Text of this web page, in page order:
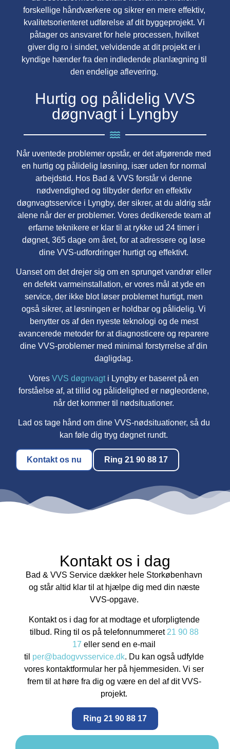
Hurtig og pålidelig VVS
døgnvagt i Lyngby
Når uventede problemer opstår, er det afgørende med
en hurtig og pålidelig løsning, især uden for normal
arbejdstid. Hos Bad & VVS forstår vi denne
nødvendighed og tilbyder derfor en effektiv
døgnvagtsservice i Lyngby, der sikrer, at du aldrig står
alene når der er problemer. Vores dedikerede team af
erfarne teknikere er klar til at rykke ud 24 timer i
døgnet, 365 dage om året, for at adressere og løse
dine VVS-udfordringer hurtigt og effektivt.
Uanset om det drejer sig om en sprunget vandrør eller
en defekt varmeinstallation, er vores mål at yde en
service, der ikke blot løser problemet hurtigt, men
også sikrer, at løsningen er holdbar og pålidelig. Vi
benytter os af den nyeste teknologi og de mest
avancerede metoder for at diagnosticere og reparere
dine VVS-problemer med minimal forstyrrelse af din
dagligdag.
VoresVVS døgnvagti Lyngby er baseret på en
forståelse af, at tillid og pålidelighed er nøgleordene,
når det kommer til nødsituationer.
Lad os tage hånd om dine VVS-nødsituationer, så du
kan føle dig tryg døgnet rundt.
Kontakt os nu Ring 21 90 88 17
forskellige håndværkere og sikrer en mere effektiv,
kvalitetsorienteret udførelse af dit byggeprojekt. Vi
påtager os ansvaret for hele processen, hvilket
giver dig ro i sindet, velvidende at dit projekt er i
kyndige hænder fra den indledende planlægning til
den endelige aflevering.
Kontakt os i dag
Bad & VVS Service dækker hele Storkøbenhavn
og står altid klar til at hjælpe dig med din næste
VVS-opgave.
Kontakt os i dag for at modtage et uforpligtende
tilbud. Ring til os på telefonnummeret 21 90 88
17 eller send en e-mail
til per@badogvvsservice.dk. Du kan også udfylde
vores kontaktformular her på hjemmesiden. Vi ser
frem til at høre fra dig og være en del af dit VVS-
projekt.
Ring 21 90 88 17